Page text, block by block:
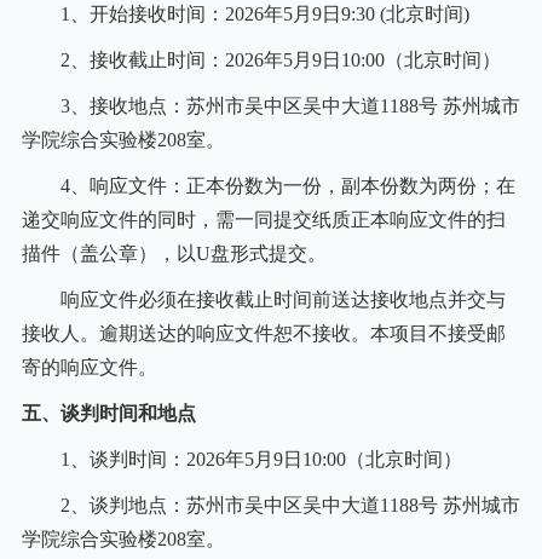
1 、开始接收时间：2026年5月9日9:30 (北京时间)
2 、接收截止时间：2026年5月9日10:00（北京时间）
3、接收地点：苏州市吴中区吴中大道1188号 苏州城市
学院综合实验楼208室。
4、响应文件：正本份数为一份，副本份数为两份；在
递交响应文件的同时，需一同提交纸质正本响应文件的扫
描件（盖公章），以U盘形式提交。
响应文件必须在接收截止时间前送达接收地点并交与
接收人。逾期送达的响应文件恕不接收。本项目不接受邮
寄的响应文件。
五、谈判时间和地点
1 、谈判时间：2026年5月9日10:00（北京时间）
2 、谈判地点：苏州市吴中区吴中大道1188号 苏州城市
学院综合实验楼208室。